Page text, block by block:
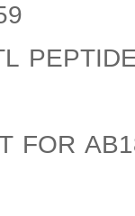
FOR